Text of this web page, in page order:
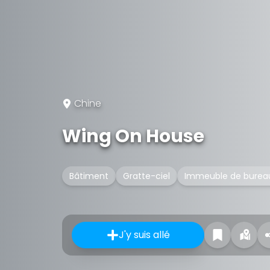
Chine
Wing On House
Bâtiment Gratte-ciel Immeuble de
J'y suis allé